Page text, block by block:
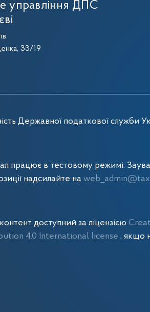
управління ДПС
33/19
Державної податкової служби
працює в тестовому режимі.
надсилайте на
доступний за ліцензією
4.0 International license, якщо